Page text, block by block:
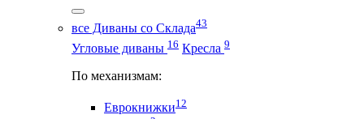
все Диваны со Склада43
Угловые диваны 16 Кресла 9
По механизмам:
Еврокнижки12